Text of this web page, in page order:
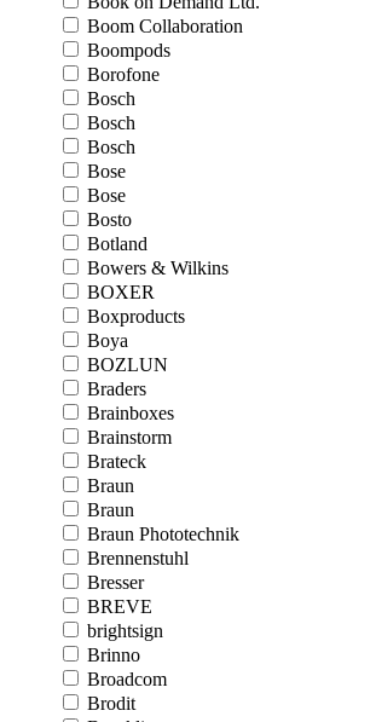
Boom Collaboration
Boompods
Borofone
Bosch
Bosch
Bosch
Bose
Bose
Bosto
Botland
Bowers & Wilkins
BOXER
Boxproducts
Boya
BOZLUN
Braders
Brainboxes
Brainstorm
Brateck
Braun
Braun
Braun Phototechnik
Brennenstuhl
Bresser
BREVE
brightsign
Brinno
Broadcom
Brodit